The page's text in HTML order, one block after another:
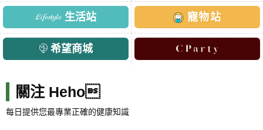
生活站 寵物站
希望商城
關注 Heho
每日提供您最專業正確的健康知識